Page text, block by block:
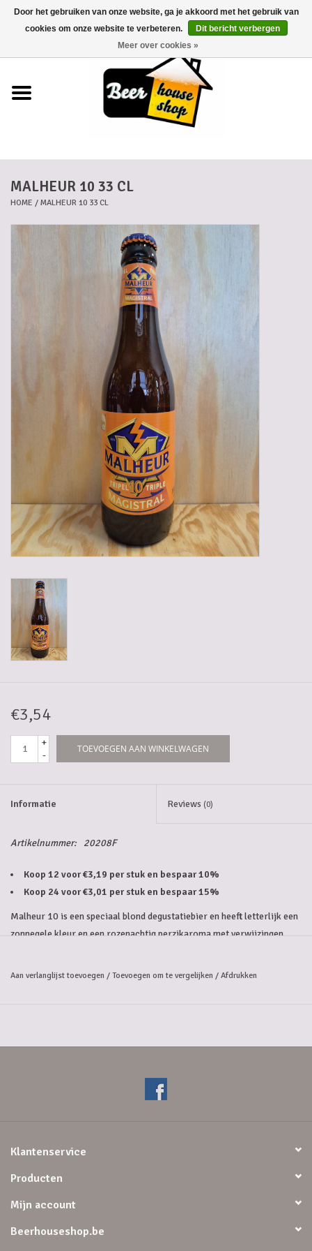
0 Artikelen - €0,00
Biermanden
Blikken
Manden/Kratten
Mixdozen
Streekproducten
Sweets
5-6l vaten
Streekproducten/Diverse
MALHEUR 10 33 CL
HOME / MALHEUR 10 33 CL
€3,54
+
-
TOEVOEGEN AAN WINKELWAGEN
Informatie Reviews (0)
Artikelnummer: 20208F
Koop 12 voor €3,19 per stuk en bespaar 10%
Koop 24 voor €3,01 per stuk en bespaar 15%
Malheur 10 is een speciaal blond degustatiebier en heeft letterlijk een
zonnegele kleur en een rozenachtig perzikaroma met verwijzingen
honingtextuur, olieachtig ook, het heeft behoorlijk wat body en een
Aan verlanglijst toevoegen / Toevoegen om te vergelijken / Afdrukken
Klantenservice
Producten
Mijn account
Beerhouseshop.be
Door het gebruiken van onze website, ga je akkoord met het gebruik van
cookies om onze website te verbeteren.
Dit bericht verbergen
Meer over cookies »